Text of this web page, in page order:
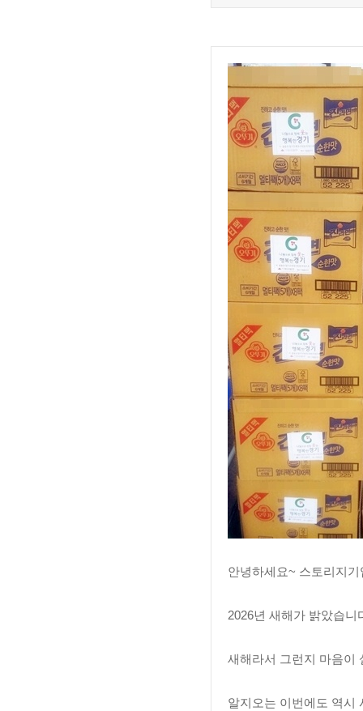
안녕하세요~ 스토리지
2026년 새해가 밝았습
새해라서 그런지 마음이
알지오는 이번에도 역시